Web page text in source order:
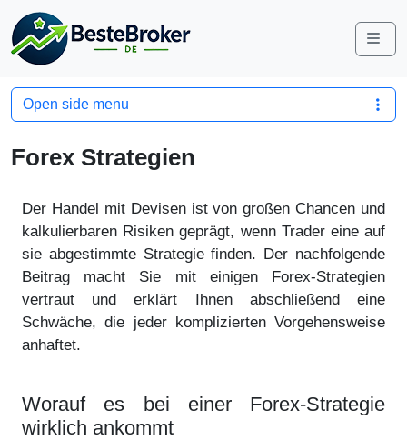
Forex Strategien
Der Handel mit Devisen ist von großen Chancen und
kalkulierbaren Risiken geprägt, wenn Trader eine auf
sie abgestimmte Strategie finden. Der nachfolgende
Beitrag macht Sie mit einigen Forex-Strategien
vertraut und erklärt Ihnen abschließend eine
Schwäche, die jeder komplizierten Vorgehensweise
anhaftet.
Worauf es bei einer Forex-Strategie
wirklich ankommt
Open side menu